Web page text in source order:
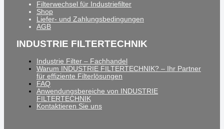
Filterwechsel für Industriefilter
Shop
Liefer- und Zahlungsbedingungen
AGB
INDUSTRIE FILTERTECHNIK
Industrie Filter – Fachhandel
Warum INDUSTRIE FILTERTECHNIK? – Ihr Partner
für effiziente Filterlösungen
FAQ
Anwendungsbereiche von INDUSTRIE
FILTERTECHNIK
Kontaktieren Sie uns